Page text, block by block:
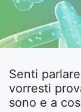
Senti
vorresti
sono e a